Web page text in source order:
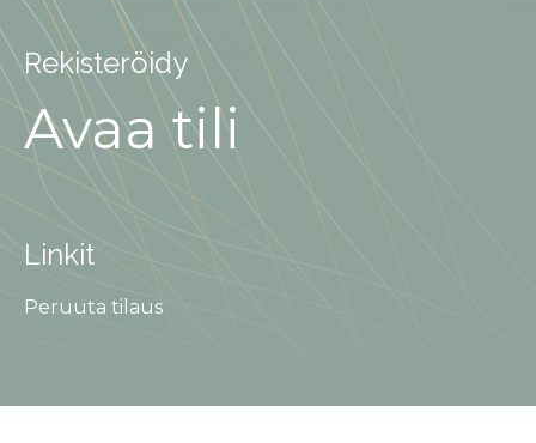
Rekisteröidy
Avaa tili
Linkit
Peruuta tilaus